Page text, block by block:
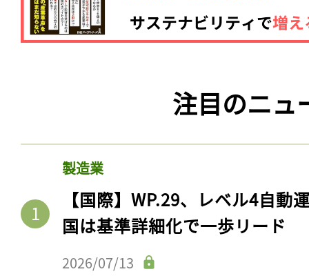
注目のニュ
製造業
【国際】WP.29、レベル4自動
国は基準詳細化で一歩リード
2026/07/13